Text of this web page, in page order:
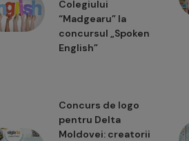
Colegiului
“Madgearu” la
concursul „Spoken
English”
Concurs de logo
pentru Delta
Moldovei: creatorii